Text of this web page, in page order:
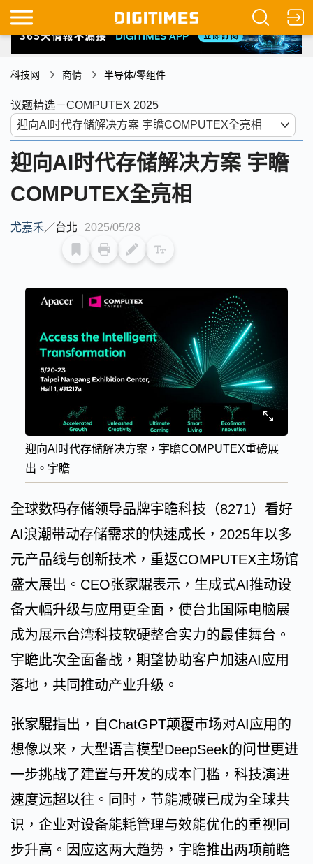
科技网 商情 半导体/零组件
议题精选－COMPUTEX 2025
迎向AI时代存储解决方案 宇瞻
COMPUTEX全亮相
尤嘉禾／台北 2025/05/28
迎向AI时代存储解决方案，宇瞻COMPUTEX重磅展
出。宇瞻
全球数码存储领导品牌宇瞻科技（8271）看好
AI浪潮带动存储需求的快速成长，2025年以多
元产品线与创新技术，重返COMPUTEX主场馆
盛大展出。CEO张家騉表示，生成式AI推动设
备大幅升级与应用更全面，使台北国际电脑展
成为展示台湾科技软硬整合实力的最佳舞台。
宇瞻此次全面备战，期望协助客户加速AI应用
落地，共同推动产业升级。
张家騉指出，自ChatGPT颠覆市场对AI应用的
想像以来，大型语言模型DeepSeek的问世更进
一步挑战了建置与开发的成本门槛，科技演进
速度远超以往。同时，节能减碳已成为全球共
识，企业对设备能耗管理与效能优化的重视同
步升高。因应这两大趋势，宇瞻推出两项前瞻